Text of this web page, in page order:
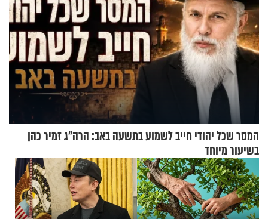
המסר שכל יהודי חייב לשמוע בתשעה באב: הרה"ג זמיר כהן
בשיעור מיוחד